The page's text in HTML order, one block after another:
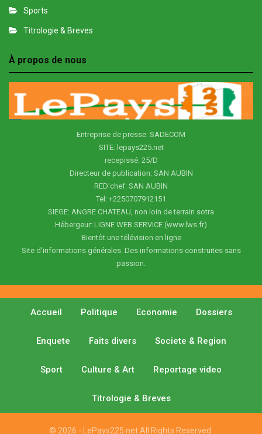
Sports
Titrologie & Breves
À propos de nous
Entreprise de presse: SADECOM
SITE: lepays225.net
recepissé: 25/D
Directeur de publication: SAN AUBIN
RED'chef: SAN AUBIN
Tel: +2250707912151
SIEGE: ANGRE CHATEAU, non loin de terrain sotra
Hébergeur: LIGNE WEB SERVICE (www.lws.fr)
Bientôt une télévision en ligne
Site d'informations générales. Des informations construites sans
passion.
Accueil Politique Economie Dossiers
Enquete Faits divers Societe & Region
Sport Culture & Art Reportage video
Titrologie & Breves
© 2026 - LePays225.net All Rights Reserved.